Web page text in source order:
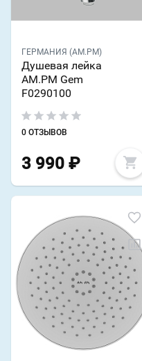
ГЕРМАНИЯ (AM.PM)
Душевая лейка
AM.PM Gem
F0290100
0 ОТЗЫВОВ
3 990 ₽